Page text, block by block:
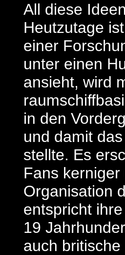
All diese
Heutzutage
einer
unter einen
ansieht, wird
in den
und damit
stellte. Es
Fans
Organisation
entspricht
19
auch